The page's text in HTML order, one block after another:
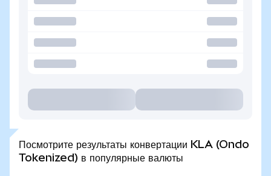
Посмотрите результаты конвертации KLA (Ondo
Tokenized) в популярные валюты